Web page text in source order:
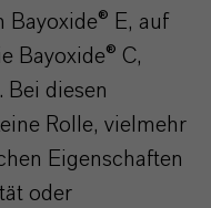
Bayoxide® E, auf
Bayoxide® C,
Bei diesen
Rolle, vielmehr
Eigenschaften
oder